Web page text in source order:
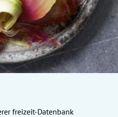
freizeit-Datenbank